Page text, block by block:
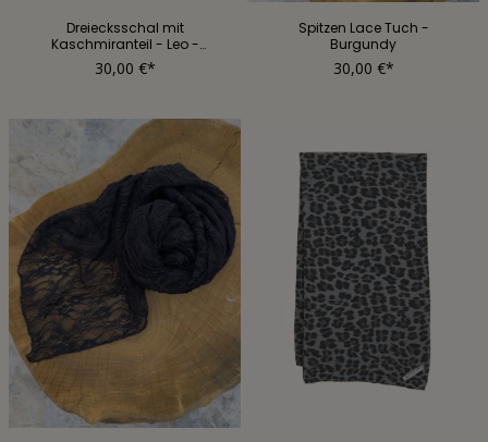
Dreiecksschal mit
Kaschmiranteil - Leo -
Schwarz
30,00 €*
Spitzen Lace Tuch -
Burgundy
30,00 €*